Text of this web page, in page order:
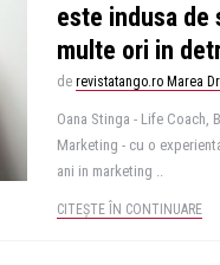
este indusa de
multe ori in
de revistatango.ro Marea
Oana Stinga - Life
Marketing - cu o
ani in marketing ..
CITEȘTE ÎN CONTINUARE